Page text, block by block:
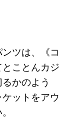
ツは、《コ
ことんカジ
かのよう
ットをアウ